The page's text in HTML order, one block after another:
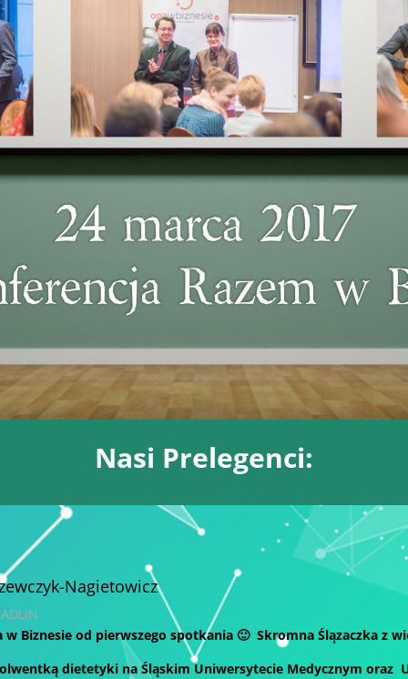
Nasi Prelegenci:
Nagietowicz
w Biznesie od pierwszego spotkania 🙂 Skromna Ślązaczka z
dietetyki na Śląskim Uniwersytecie Medycznym oraz